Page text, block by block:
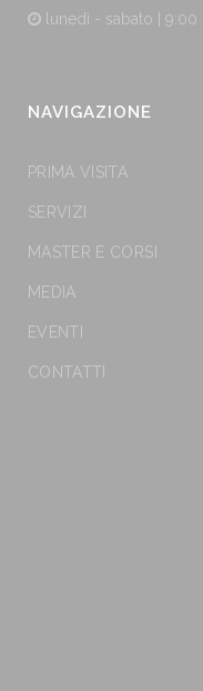
lunedì - sabato | 9:00
NAVIGAZIONE
PRIMA VISITA
SERVIZI
MASTER E CORSI
MEDIA
EVENTI
CONTATTI